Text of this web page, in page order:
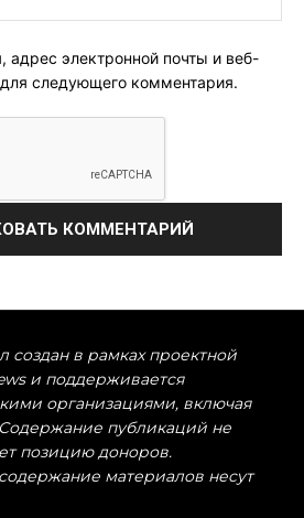
адрес электронной почты и веб-
следующего комментария.
создан в рамках проектной
и поддерживается
организациями, включая
публикаций не
позицию доноров.
материалов несут